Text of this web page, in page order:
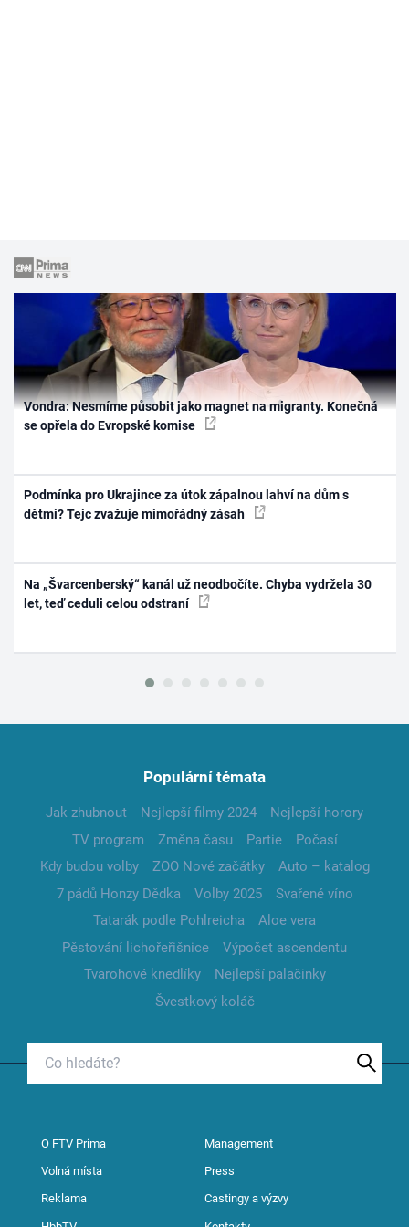
Vondra: Nesmíme působit jako magnet na migranty. Konečná
se opřela do Evropské komise
Podmínka pro Ukrajince za útok zápalnou lahví na dům s
dětmi? Tejc zvažuje mimořádný zásah
Na „Švarcenberský“ kanál už neodbočíte. Chyba vydržela 30
let, teď ceduli celou odstraní
Populární témata
Jak zhubnout Nejlepší filmy 2024
Nejlepší horory
TV program
Změna času Partie
Počasí
Kdy budou volby
ZOO Nové začátky
Auto – katalog
7 pádů Honzy Dědka
Volby 2025
Svařené víno
Tatarák podle Pohlreicha
Aloe vera
Pěstování lichořeřišnice
Výpočet ascendentu
Tvarohové knedlíky
Nejlepší palačinky
Švestkový koláč
O FTV Prima Management
Volná místa Press
Reklama Castingy a výzvy